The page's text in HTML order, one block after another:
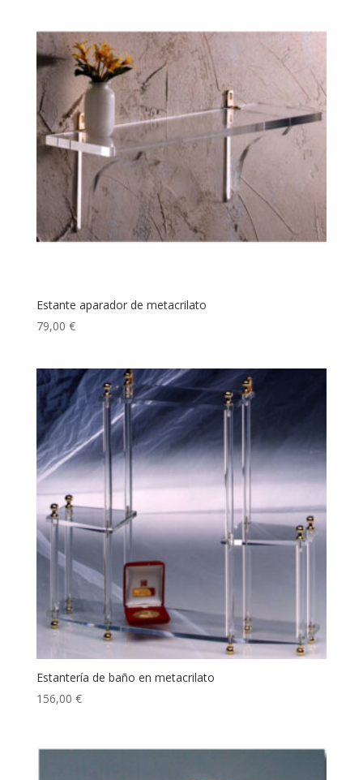
Estante aparador de metacrilato
79,00 €
Estantería de baño en metacrilato
156,00 €